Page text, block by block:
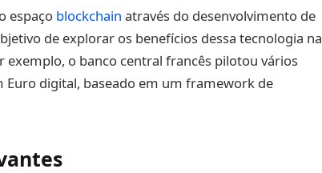
espaço blockchain através do desenvolvimento de
de explorar os benefícios dessa tecnologia na
exemplo, o banco central francês pilotou vários
digital, baseado em um framework de